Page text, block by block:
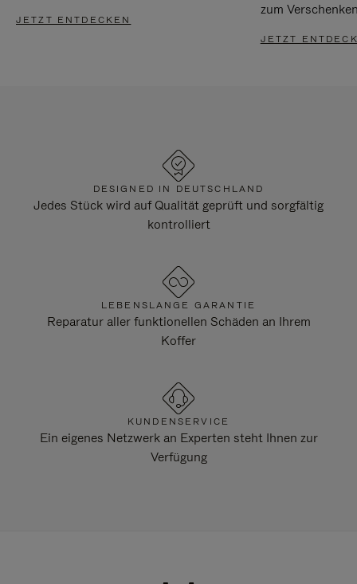
JETZT ENTDECKEN
zum
JETZT
DESIGNED IN DEUTSCHLAND
Jedes Stück wird auf Qualität geprüft und sorgfältig
kontrolliert
LEBENSLANGE GARANTIE
Reparatur aller funktionellen Schäden an Ihrem
Koffer
KUNDENSERVICE
Ein eigenes Netzwerk an Experten steht Ihnen zur
Verfügung